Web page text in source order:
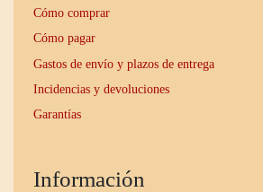
Cómo comprar
Cómo pagar
Gastos de envío y plazos de entrega
Incidencias y devoluciones
Garantías
Información